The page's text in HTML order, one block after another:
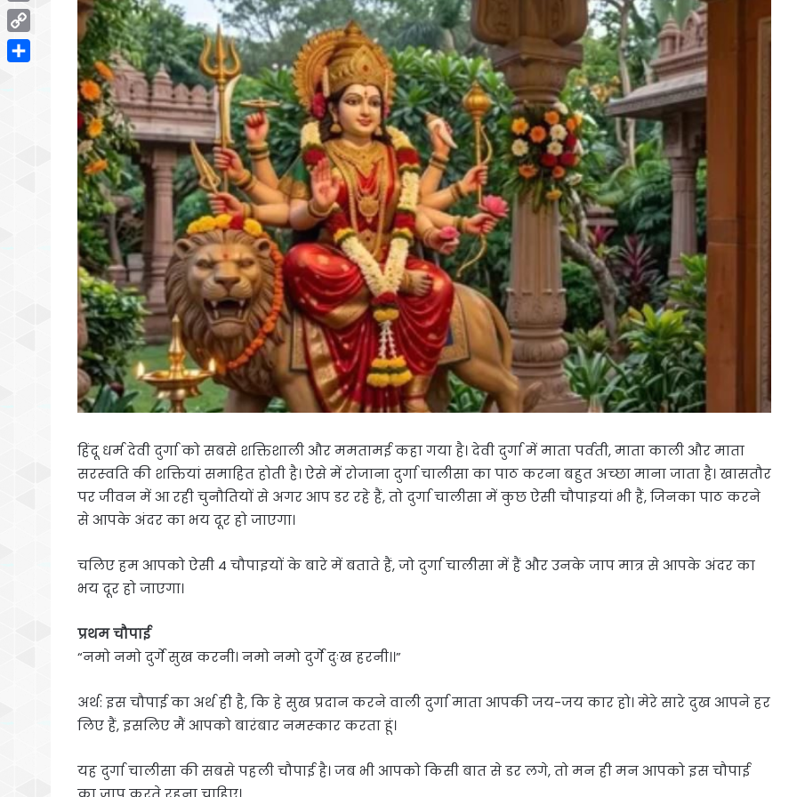
हिंदू धर्म देवी दुर्गा को सबसे शक्तिशाली और ममतामई कहा गया है। देवी दुर्गा में माता पर्वती, माता काली और माता
सरस्‍वति की शक्तियां समाहित होती है। ऐसे में रोजाना दुर्गा चालीसा का पाठ करना बहुत अच्‍छा माना जाता है। खासतौर
पर जीवन में आ रही चुनौतियों से अगर आप डर रहे हैं, तो दुर्गा चालीसा में कुछ ऐसी चौपाइयां भी हैं, जिनका पाठ करने
से आपके अंदर का भय दूर हो जाएगा।
चलिए हम आपको ऐसी 4 चौपाइयों के बारे में बताते हैं, जो दुर्गा चालीसा में हैं और उनके जाप मात्र से आपके अंदर का
भय दूर हो जाएगा।
प्रथम चौपाई
“नमो नमो दुर्गे सुख करनी। नमो नमो दुर्गे दुःख हरनी।।”
अर्थ: इस चौपाई का अर्थ ही है, कि हे सुख प्रदान करने वाली दुर्गा माता आपकी जय-जय कार हो। मेरे सारे दुख आपने हर
लिए हैं, इसलिए मैं आपको बारंबार नमस्‍कार करता हूं।
यह दुर्गा चालीसा की सबसे पहली चौपाई है। जब भी आपको किसी बात से डर लगे, तो मन ही मन आपको इस चौपाई
Email
Copy
Link